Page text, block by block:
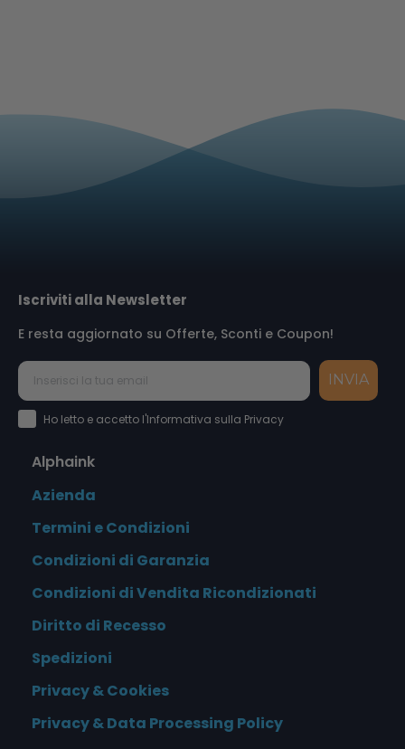
Iscriviti alla Newsletter
E resta aggiornato su Offerte, Sconti e Coupon!
INVIA
Accettazione Privacy Policy
Ho letto e accetto l'Informativa sulla Privacy
Alphaink
Azienda
Termini e Condizioni
Condizioni di Garanzia
Condizioni di Vendita Ricondizionati
Diritto di Recesso
Spedizioni
Privacy & Cookies
Privacy & Data Processing Policy